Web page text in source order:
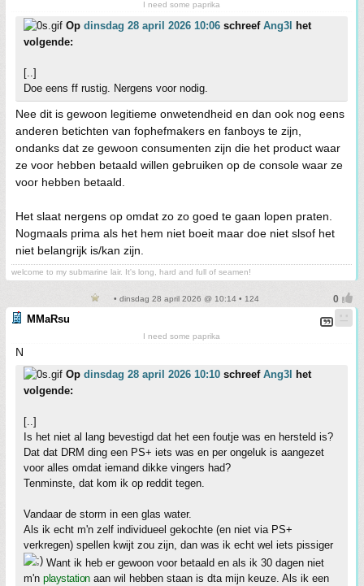
I need some paprika
Op dinsdag 28 april 2026 10:06 schreef Ang3l
het
volgende:
[..]
Doe eens ff rustig. Nergens voor nodig.
Nee dit is gewoon legitieme onwetendheid en dan ook nog eens
anderen betichten van fophefmakers en fanboys te zijn,
ondanks dat ze gewoon consumenten zijn die het product waar
ze voor hebben betaald willen gebruiken op de console waar ze
voor hebben betaald.
Het slaat nergens op omdat zo zo goed te gaan lopen praten.
Nogmaals prima als het hem niet boeit maar doe niet slsof het
niet belangrijk is/kan zijn.
welcome to my submarine lair. It's long, hard and full of seamen!
• dinsdag 28 april 2026 @ 10:14 • 124
MMaRsu
I need some paprika
N
Op dinsdag 28 april 2026 10:10 schreef Ang3l
het
volgende:
[..]
Is het niet al lang bevestigd dat het een foutje was en hersteld is?
Dat dat DRM ding een PS+ iets was en per ongeluk is aangezet
voor alles omdat iemand dikke vingers had?
Tenminste, dat kom ik op reddit tegen.
Vandaar de storm in een glas water.
Als ik echt m'n zelf individueel gekochte (en niet via PS+
verkregen) spellen kwijt zou zijn, dan was ik echt wel iets pissiger
Want ik heb er gewoon voor betaald en als ik 30 dagen niet
m'n playstationaan wil hebben staan is dta mijn keuze. Als ik een